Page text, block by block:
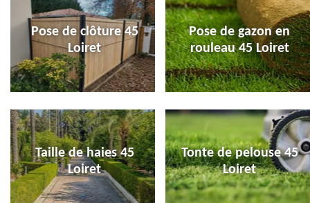
Pose de clôture 45
Loiret
Pose de gazon en
rouleau 45 Loiret
Taille de haies 45
Loiret
Tonte de pelouse 45
Loiret